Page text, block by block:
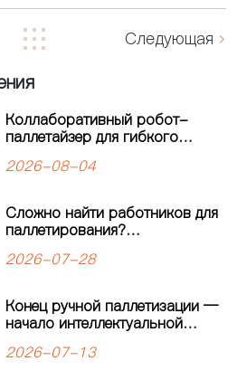
Следующая
Коллаборативный робот-
паллетайзер для гибкого
современных
2026-08-04
Сложно найти работников для
паллетирования?
паллетайзер KEWEI
работу производственной
линии
2026-07-28
Конец ручной паллетизации —
начало интеллектуальной
робот-паллетайзер
2026-07-13